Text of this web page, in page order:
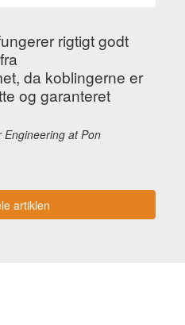
rigtigt godt
da koblingerne er
og garanteret
at Pon
artiklen